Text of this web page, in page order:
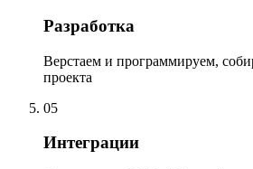
Разработка
Верстаем и программируем,
проекта
05
Интеграции